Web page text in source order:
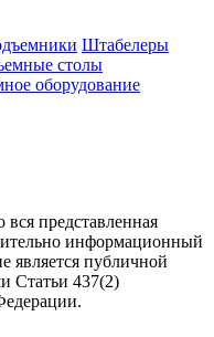
Штабелеры
столы
оборудование
представленная
информационный
является публичной
Статьи 437(2)